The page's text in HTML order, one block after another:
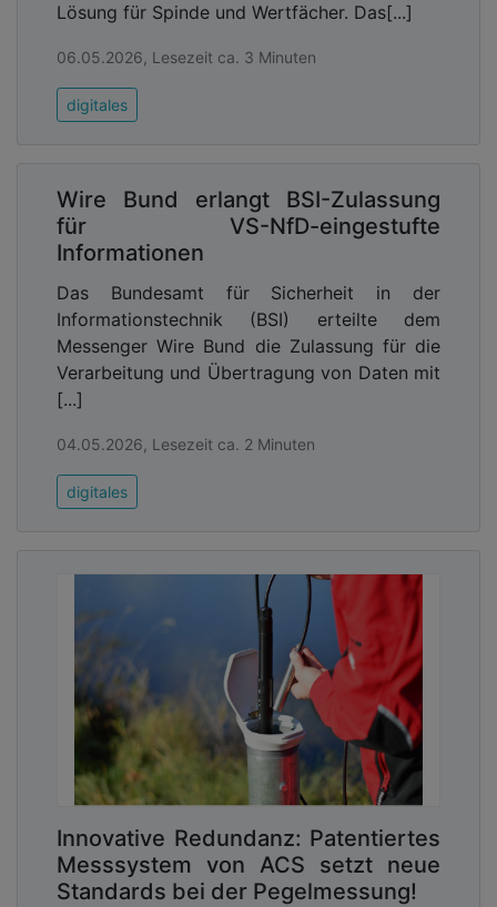
Lösung für Spinde und Wertfächer. Das[...]
06.05.2026, Lesezeit ca. 3 Minuten
digitales
Wire Bund erlangt BSI-Zulassung
für VS-NfD-eingestufte
Informationen
Das Bundesamt für Sicherheit in der
Informationstechnik (BSI) erteilte dem
Messenger Wire Bund die Zulassung für die
Verarbeitung und Übertragung von Daten mit
[...]
04.05.2026, Lesezeit ca. 2 Minuten
digitales
Innovative Redundanz: Patentiertes
Messsystem von ACS setzt neue
Standards bei der Pegelmessung!